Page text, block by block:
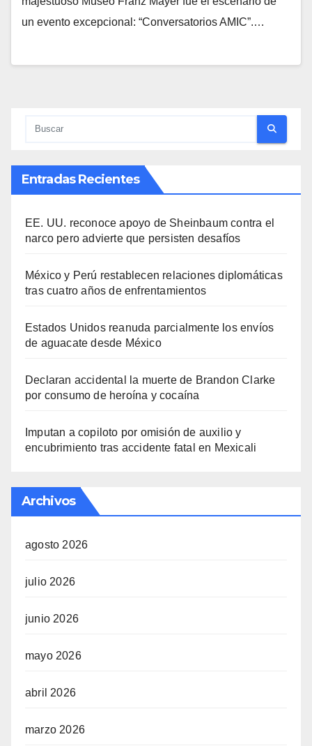
un evento excepcional: “Conversatorios AMIC”.…
Entradas Recientes
EE. UU. reconoce apoyo de Sheinbaum contra el
narco pero advierte que persisten desafíos
México y Perú restablecen relaciones diplomáticas
tras cuatro años de enfrentamientos
Estados Unidos reanuda parcialmente los envíos
de aguacate desde México
Declaran accidental la muerte de Brandon Clarke
por consumo de heroína y cocaína
Imputan a copiloto por omisión de auxilio y
encubrimiento tras accidente fatal en Mexicali
Archivos
agosto 2026
julio 2026
junio 2026
mayo 2026
abril 2026
marzo 2026